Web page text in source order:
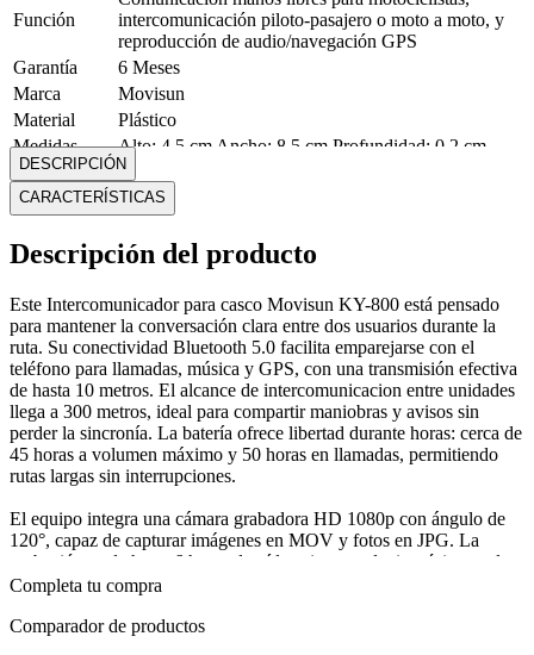
Función
intercomunicación piloto-pasajero o moto a moto, y
reproducción de audio/navegación GPS
Garantía
6 Meses
Marca
Movisun
Material
Plástico
Medidas
Alto: 4.5 cm Ancho: 8.5 cm Profundidad: 0.2 cm
Modelo
KY-800
Peso
0.08 Kg
wi-fi
Con sistema
de audio
multi-room
No
Bluetooth Sí
Mostrar más
DESCRIPCIÓN
CARACTERÍSTICAS
Descripción del producto
Este Intercomunicador para casco Movisun KY-800 está pensado
para mantener la conversación clara entre dos usuarios durante la
ruta. Su conectividad Bluetooth 5.0 facilita emparejarse con el
teléfono para llamadas, música y GPS, con una transmisión efectiva
de hasta 10 metros. El alcance de intercomunicacion entre unidades
llega a 300 metros, ideal para compartir maniobras y avisos sin
perder la sincronía. La batería ofrece libertad durante horas: cerca de
45 horas a volumen máximo y 50 horas en llamadas, permitiendo
rutas largas sin interrupciones.
El equipo integra una cámara grabadora HD 1080p con ángulo de
120°, capaz de capturar imágenes en MOV y fotos en JPG. La
grabación es de hasta 6 horas de vídeo sin reproducir música, y el
sistema admite almacenamiento micro SD de hasta 256 GB para
unidad principal y los accesorios de sujeción para casco.
Completa tu compra
Comparador de productos